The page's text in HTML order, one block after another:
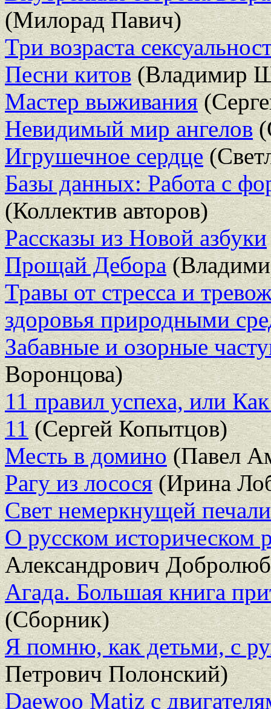
(Милорад Павич)
Три возраста
Песни китов(Владимир
Мастер выживания
Невидимый мир ангелов
Игрушечное сердце
Базы данных: Работа с
(Коллектив авторов)
Рассказы из Новой азбуки
Прощай Дебора
Травы от стресса и
здоровья природными
Забавные и озорные
Воронцова)
11 правил успеха, или
11(Сергей Копытцов)
Месть в домино(Павел
Рагу из лосося(Ирина
Свет немеркнущей печали
О русском историческом
Александрович
Агада. Большая книга
(Сборник)
Я помню, как детьми, с
Петрович Полонский)
Daewoo Matiz с